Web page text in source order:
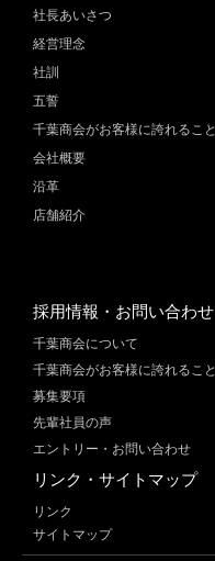
社長あいさつ
経営理念
社訓
五誓
千葉商会がお客様に誇れること
会社概要
沿革
店舗紹介
採用情報・お問い合わせ
千葉商会について
千葉商会がお客様に誇れること​
募集要項
先輩社員の声
エントリー・お問い合わせ
リンク・サイトマップ
リンク
サイトマップ